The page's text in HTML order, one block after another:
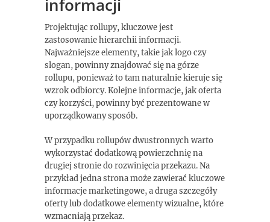
informacji
Projektując rollupy, kluczowe jest
zastosowanie hierarchii informacji.
Najważniejsze elementy, takie jak logo czy
slogan, powinny znajdować się na górze
rollupu, ponieważ to tam naturalnie kieruje się
wzrok odbiorcy. Kolejne informacje, jak oferta
czy korzyści, powinny być prezentowane w
uporządkowany sposób.
W przypadku rollupów dwustronnych warto
wykorzystać dodatkową powierzchnię na
drugiej stronie do rozwinięcia przekazu. Na
przykład jedna strona może zawierać kluczowe
informacje marketingowe, a druga szczegóły
oferty lub dodatkowe elementy wizualne, które
wzmacniają przekaz.